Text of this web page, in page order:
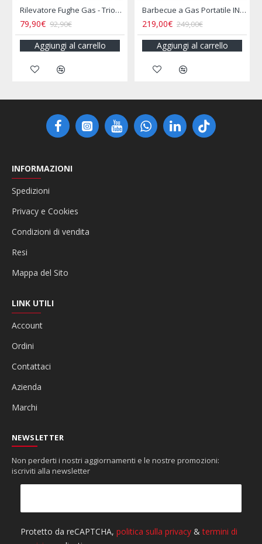
Rilevatore Fughe Gas - Triogas Mcr
79,90€ 92,90€
Aggiungi al carrello
Barbecue a Gas Portatile INCASA
219,00€ 249,00€
Aggiungi al carrello
INFORMAZIONI
Spedizioni
Privacy e Cookies
Condizioni di vendita
Resi
Mappa del Sito
LINK UTILI
Account
Ordini
Contattaci
Azienda
Marchi
NEWSLETTER
Non perderti i nostri aggiornamenti e le nostre promozioni:
iscriviti alla newsletter